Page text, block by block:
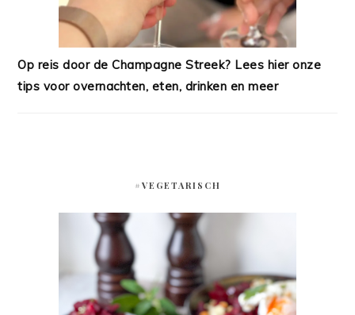
Op reis door de Champagne Streek? Lees hier onze
tips voor overnachten, eten, drinken en meer
#VEGETARISCH